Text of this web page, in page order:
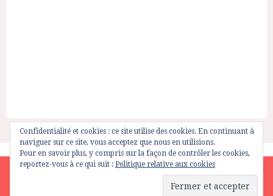
Confidentialité et cookies : ce site utilise des cookies. En continuant à
naviguer sur ce site, vous acceptez que nous en utilisions.
Pour en savoir plus, y compris sur la façon de contrôler les cookies,
reportez-vous à ce qui suit : Politique relative aux cookies
Site is using a trial version of the theme. Please enter your
purchase code in theme settings to activate it orpurchase this